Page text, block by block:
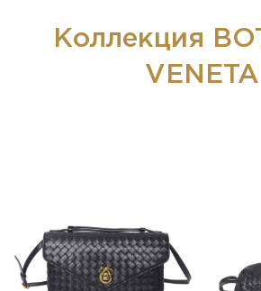
Коллекция
VENETA